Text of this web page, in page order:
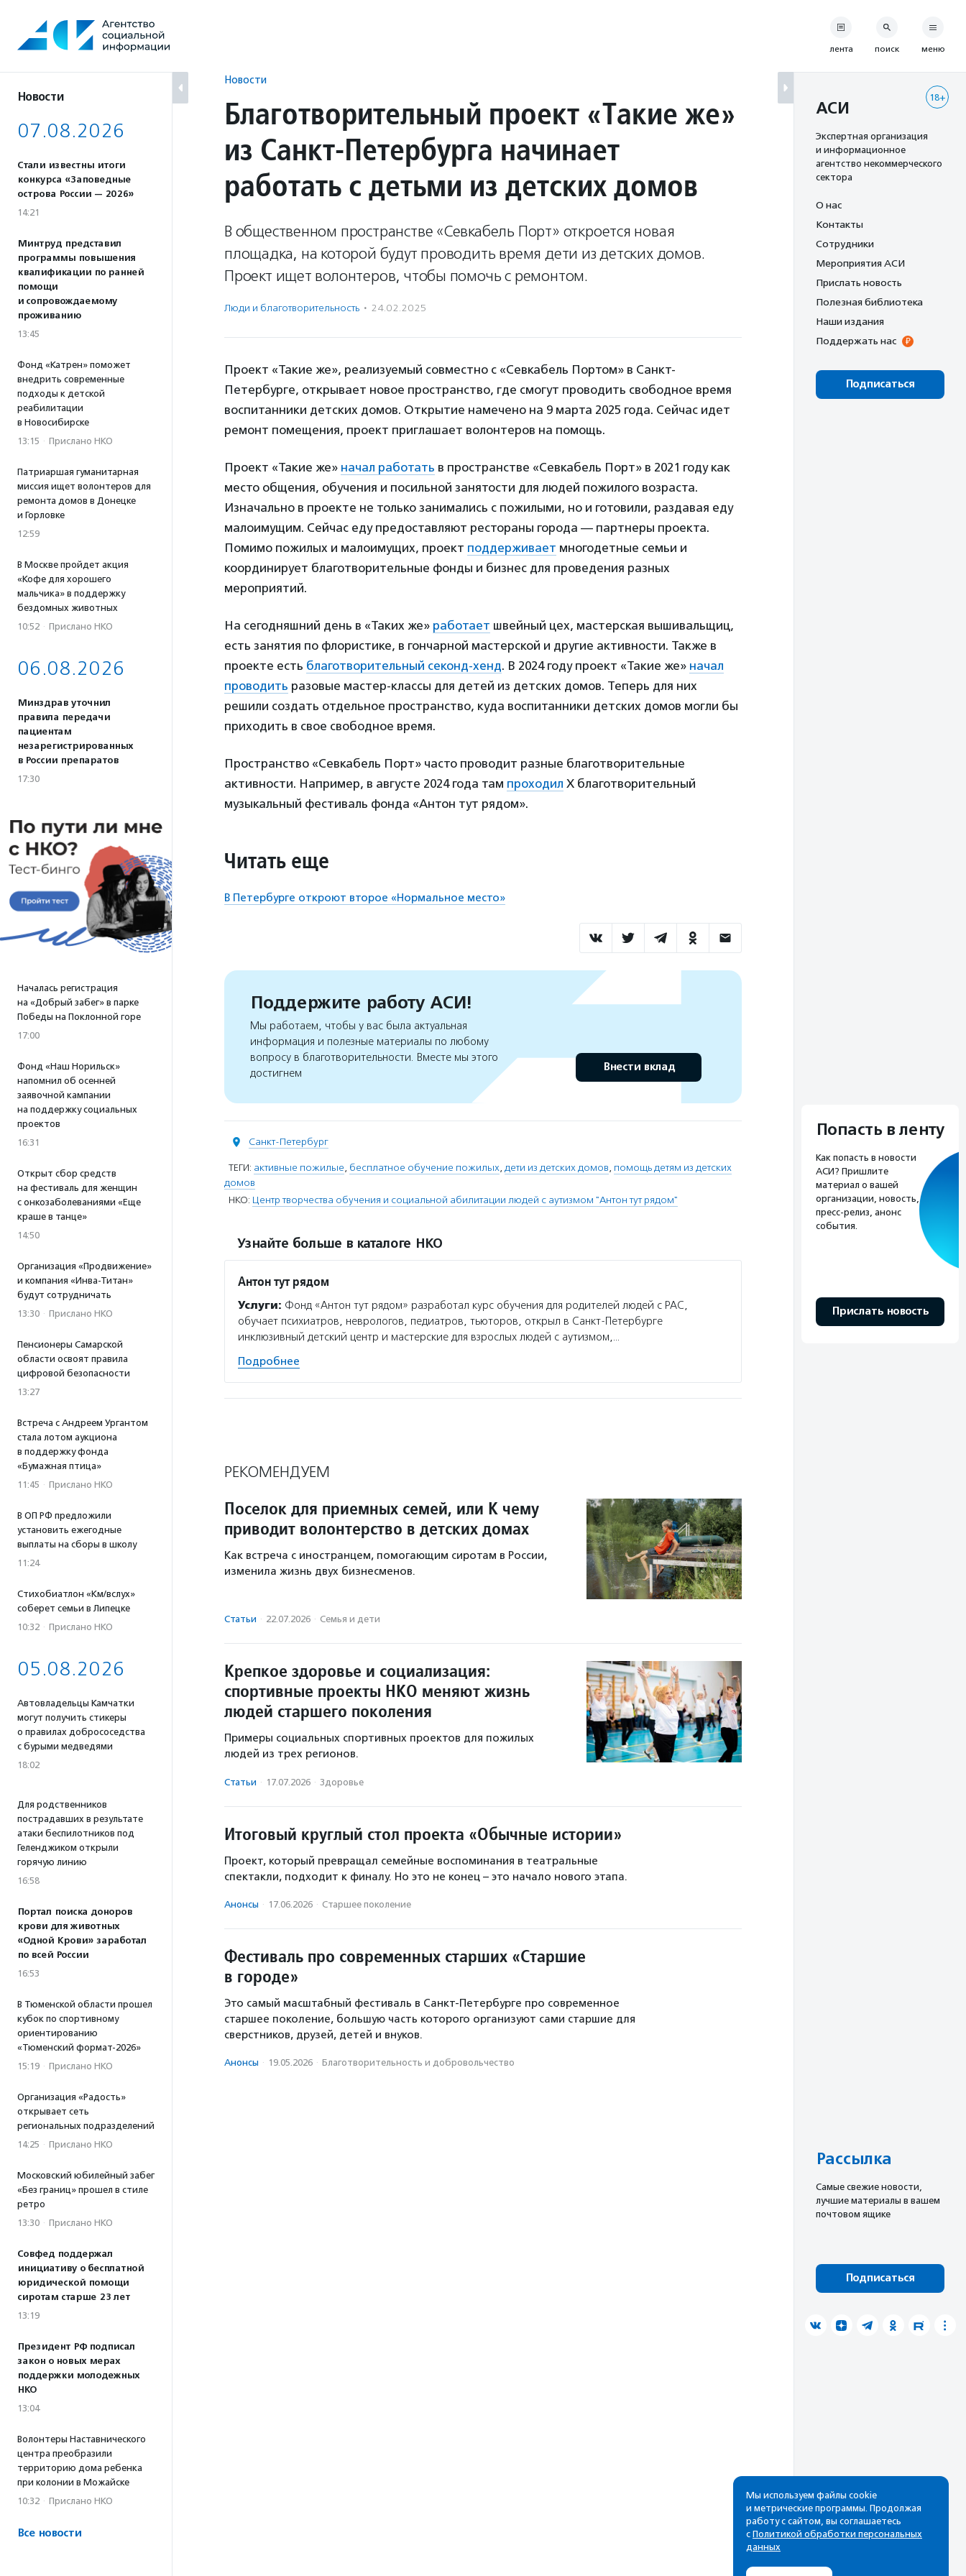
содержанию
Новости
07.08.2026
Стали известны итоги
конкурса «Заповедные
острова России — 2026»
14:21
Минтруд представил
программы повышения
квалификации по ранней
помощи
и сопровождаемому
проживанию
13:45
Фонд «Катрен» поможет
внедрить современные
подходы к детской
реабилитации
в Новосибирске
13:15 · Прислано НКО
Патриаршая гуманитарная
миссия ищет волонтеров для
ремонта домов в Донецке
и Горловке
12:59
В Москве пройдет акция
«Кофе для хорошего
мальчика» в поддержку
бездомных животных
10:52 · Прислано НКО
06.08.2026
Минздрав уточнил
правила передачи
пациентам
незарегистрированных
в России препаратов
17:30
Началась регистрация
на «Добрый забег» в парке
Победы на Поклонной горе
17:00
Фонд «Наш Норильск»
напомнил об осенней
заявочной кампании
на поддержку социальных
проектов
16:31
Открыт сбор средств
на фестиваль для женщин
с онкозаболеваниями «Еще
краше в танце»
14:50
Организация «Продвижение»
и компания «Инва-Титан»
будут сотрудничать
13:30 · Прислано НКО
Пенсионеры Самарской
области освоят правила
цифровой безопасности
13:27
Встреча с Андреем Ургантом
стала лотом аукциона
в поддержку фонда
«Бумажная птица»
11:45 · Прислано НКО
В ОП РФ предложили
установить ежегодные
выплаты на сборы в школу
11:24
Стихобиатлон «Км/вслух»
соберет семьи в Липецке
10:32 · Прислано НКО
05.08.2026
Автовладельцы Камчатки
могут получить стикеры
о правилах добрососедства
с бурыми медведями
18:02
Для родственников
пострадавших в результате
атаки беспилотников под
Геленджиком открыли
горячую линию
16:58
Портал поиска доноров
крови для животных
«Одной Крови» заработал
по всей России
16:53
В Тюменской области прошел
кубок по спортивному
ориентированию
«Тюменский формат-2026»
15:19 · Прислано НКО
Организация «Радость»
открывает сеть
региональных подразделений
14:25 · Прислано НКО
Московский юбилейный забег
«Без границ» прошел в стиле
ретро
13:30 · Прислано НКО
Совфед поддержал
инициативу о бесплатной
юридической помощи
сиротам старше 23 лет
13:19
Президент РФ подписал
закон о новых мерах
поддержки молодежных
НКО
13:04
Волонтеры Наставнического
центра преобразили
территорию дома ребенка
при колонии в Можайске
10:32 · Прислано НКО
Все новости
Новости
Благотворительный проект «Такие же»
из Санкт-Петербурга начинает
работать с детьми из детских домов
В общественном пространстве «Севкабель Порт» откроется новая
площадка, на которой будут проводить время дети из детских домов.
Проект ищет волонтеров, чтобы помочь с ремонтом.
Люди и благотвори­тель­ность · 24.02.2025
Проект «Такие же», реализуемый совместно с «Севкабель Портом» в Санкт-
Петербурге, открывает новое пространство, где смогут проводить свободное время
воспитанники детских домов. Открытие намечено на 9 марта 2025 года. Сейчас идет
ремонт помещения, проект приглашает волонтеров на помощь.
Проект «Такие же» начал работать в пространстве «Севкабель Порт» в 2021 году как
место общения, обучения и посильной занятости для людей пожилого возраста.
Изначально в проекте не только занимались с пожилыми, но и готовили, раздавая еду
малоимущим. Сейчас еду предоставляют рестораны города — партнеры проекта.
Помимо пожилых и малоимущих, проект поддерживает многодетные семьи и
координирует благотворительные фонды и бизнес для проведения разных
мероприятий.
На сегодняшний день в «Таких же» работает швейный цех, мастерская вышивальщиц,
есть занятия по флористике, в гончарной мастерской и другие активности. Также в
проекте есть благотворительный секонд-хенд. В 2024 году проект «Такие же» начал
проводить разовые мастер-классы для детей из детских домов. Теперь для них
решили создать отдельное пространство, куда воспитанники детских домов могли бы
приходить в свое свободное время.
Пространство «Севкабель Порт» часто проводит разные благотворительные
активности. Например, в августе 2024 года там проходил X благотворительный
музыкальный фестиваль фонда «Антон тут рядом».
Читать еще
В Петербурге откроют второе «Нормальное место»
Поддержите работу АСИ!
Мы работаем, чтобы у вас была актуальная
информация и полезные материалы по любому
вопросу в благотворительности. Вместе мы этого
достигнем
Внести вклад
Санкт-Петербург
ТЕГИ: активные пожилые, бесплатное обучение пожилых, дети из детских домов, помощь детям из детских
домов
НКО: Центр творчества обучения и социальной абилитации людей с аутизмом "Антон тут рядом"
Узнайте больше в каталоге НКО
Антон тут рядом
Услуги: Фонд «Антон тут рядом» разработал курс обучения для родителей людей с РАС,
обучает психиатров, неврологов, педиатров, тьюторов, открыл в Санкт-Петербурге
инклюзивный детский центр и мастерские для взрослых людей с аутизмом,…
Подробнее
РЕКОМЕНДУЕМ
Поселок для приемных семей, или К чему
приводит волонтерство в детских домах
Как встреча с иностранцем, помогающим сиротам в России,
изменила жизнь двух бизнесменов.
Статьи · 22.07.2026 · Семья и дети
Крепкое здоровье и социализация:
спортивные проекты НКО меняют жизнь
людей старшего поколения
Примеры социальных спортивных проектов для пожилых
людей из трех регионов.
Статьи · 17.07.2026 · Здоровье
Итоговый круглый стол проекта «Обычные истории»
Проект, который превращал семейные воспоминания в театральные
спектакли, подходит к финалу. Но это не конец – это начало нового этапа.
Анонсы · 17.06.2026 · Старшее поколение
Фестиваль про современных старших «Старшие
в городе»
Это самый масштабный фестиваль в Санкт-Петербурге про современное
старшее поколение, большую часть которого организуют сами старшие для
сверстников, друзей, детей и внуков.
Анонсы · 19.05.2026 · Благотвори­тель­ность и доброволь­чест­во
лента поиск меню
18+
АСИ
Экспертная организация
и информационное
агентство некоммерческого
сектора
О нас
Контакты
Сотрудники
Мероприятия АСИ
Прислать новость
Полезная библиотека
Наши издания
Поддержать нас
Подписаться
Попасть в ленту
Как попасть в новости
АСИ? Пришлите
материал о вашей
организации, новость,
пресс-релиз, анонс
события.
Прислать новость
Рассылка
Cамые свежие новости,
лучшие материалы в вашем
почтовом ящике
Подписаться
Мы используем файлы cookie
и метрические программы. Продолжая
работу с сайтом, вы соглашаетесь
с Политикой обработки персональных
данных